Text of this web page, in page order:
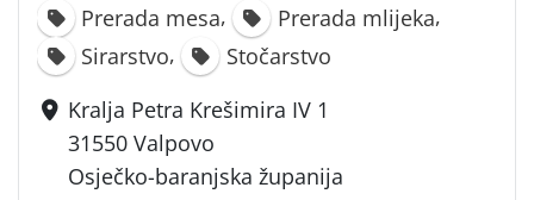
Prerada mesa, Prerada mlijeka,
Sirarstvo,
Stočarstvo
Kralja Petra Krešimira IV 1
31550 Valpovo
Osječko-baranjska županija